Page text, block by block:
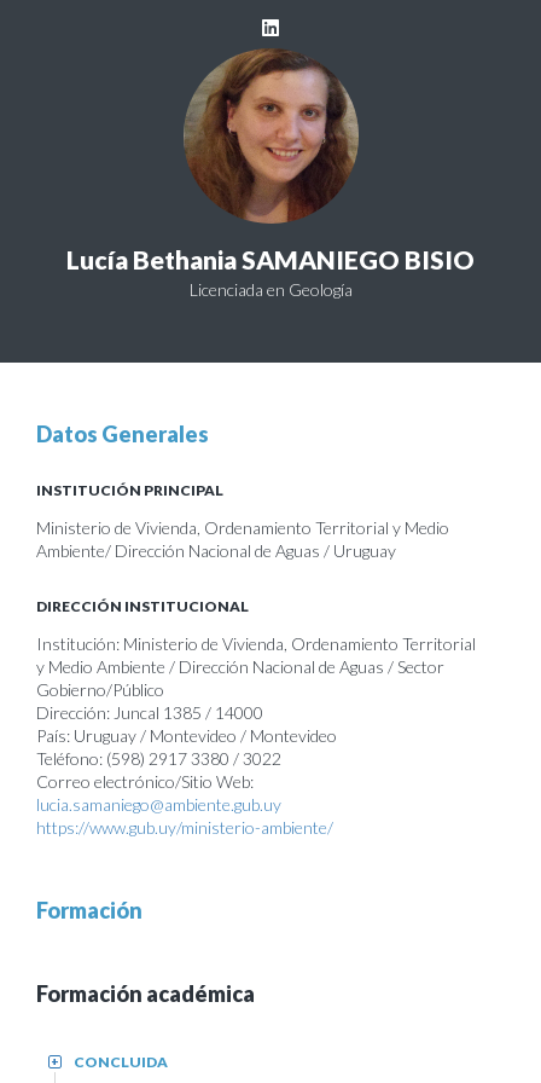
Lucía Bethania SAMANIEGO BISIO
Licenciada en Geología
Datos Generales
INSTITUCIÓN PRINCIPAL
Ministerio de Vivienda, Ordenamiento Territorial y Medio
Ambiente/ Dirección Nacional de Aguas / Uruguay
DIRECCIÓN INSTITUCIONAL
Institución: Ministerio de Vivienda, Ordenamiento Territorial
y Medio Ambiente / Dirección Nacional de Aguas / Sector
Gobierno/Público
Dirección: Juncal 1385 / 14000
País: Uruguay / Montevideo / Montevideo
Teléfono: (598) 2917 3380 / 3022
Correo electrónico/Sitio Web:
lucia.samaniego@ambiente.gub.uy
https://www.gub.uy/ministerio-ambiente/
Formación
Formación académica
CONCLUIDA
+